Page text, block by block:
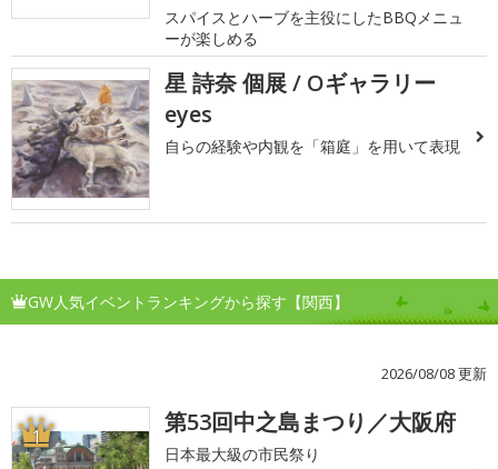
スパイスとハーブを主役にしたBBQメニュ
ーが楽しめる
星 詩奈 個展 / Oギャラリー
eyes
自らの経験や内観を「箱庭」を用いて表現
GW人気イベントランキングから探す【関西】
2026/08/08 更新
1 第53回中之島まつり／大阪府
日本最大級の市民祭り